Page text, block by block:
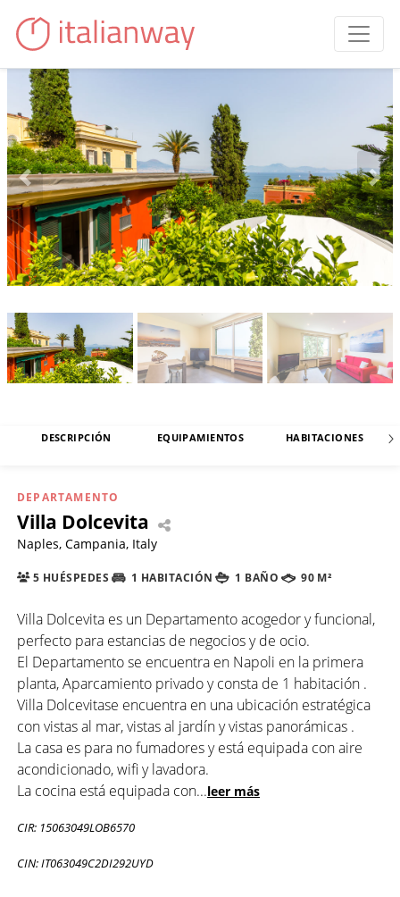
DESCRIPCIÓN EQUIPAMIENTOS HABITACIONES
DEPARTAMENTO
Villa Dolcevita
Naples, Campania, Italy
5 HUÉSPEDES 1 HABITACIÓN 1 BAÑO 90 M²
Villa Dolcevita es un Departamento acogedor y funcional,
perfecto para estancias de negocios y de ocio.
El Departamento se encuentra en Napoli en la primera
planta, Aparcamiento privado y consta de 1 habitación .
Villa Dolcevitase encuentra en una ubicación estratégica
con vistas al mar, vistas al jardín y vistas panorámicas .
La casa es para no fumadores y está equipada con aire
acondicionado, wifi y lavadora.
La cocina está equipada con...leer más
CIR: 15063049LOB6570
CIN: IT063049C2DI292UYD